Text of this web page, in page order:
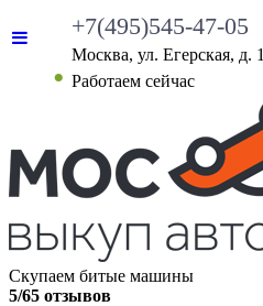
+7(495)545-47-05
Москва, ул. Егерская, д. 1
• Работаем сейчас
Скупаем битые машины
5/65 отзывов